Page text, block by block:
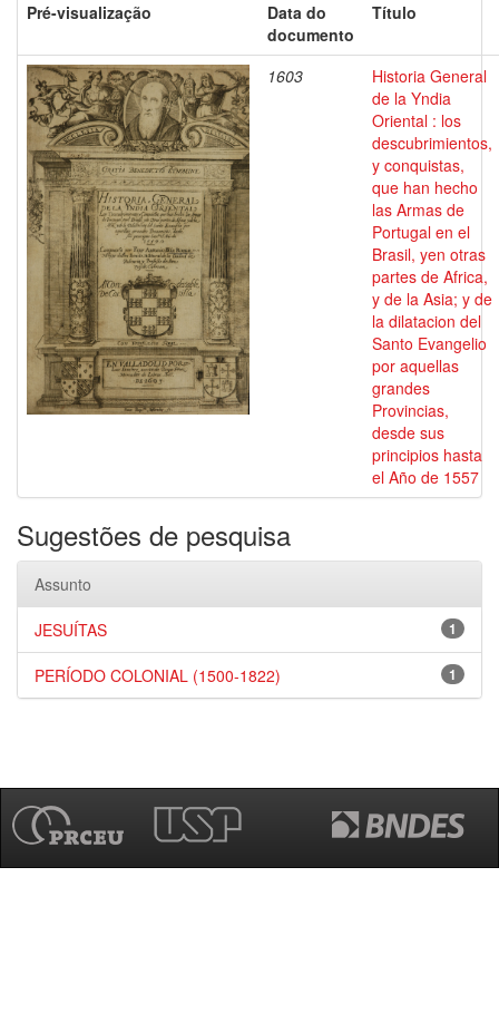
Pré-visualização
Data do
documento
Título
1603
Historia General
de la Yndia
Oriental : los
descubrimientos,
y conquistas,
que han hecho
las Armas de
Portugal en el
Brasil, yen otras
partes de Africa,
y de la Asia; y de
la dilatacion del
Santo Evangelio
por aquellas
grandes
Provincias,
desde sus
principios hasta
el Año de 1557
Sugestões de pesquisa
Assunto
1
JESUÍTAS
1
PERÍODO COLONIAL (1500-1822)